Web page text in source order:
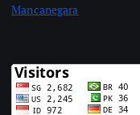
Mancanegara